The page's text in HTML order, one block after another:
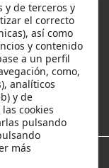
y de terceros y
el correcto
así como
y contenido
a un perfil
como,
analíticos
y de
cookies
pulsando
más